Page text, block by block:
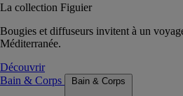
La collection Figuier
Bougies et diffuseurs invitent à un
Méditerranée.
Découvrir
Bain & Corps
Bain & Corps